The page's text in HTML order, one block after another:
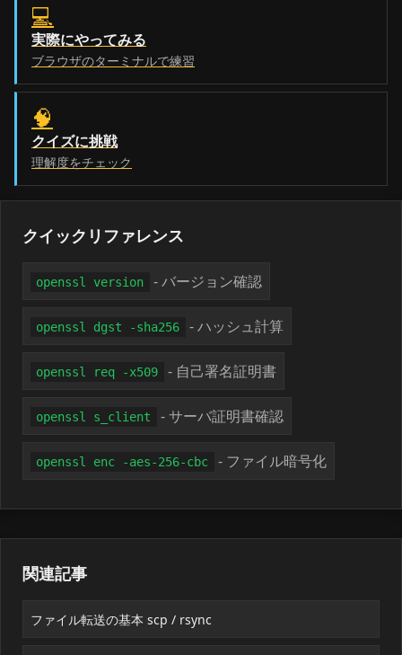
💻
実際にやってみる
ブラウザのターミナルで練習
🧠
クイズに挑戦
理解度をチェック
クイックリファレンス
openssl version - バージョン確認
openssl dgst -sha256 - ハッシュ計算
openssl req -x509 - 自己署名証明書
openssl s_client - サーバ証明書確認
openssl enc -aes-256-cbc - ファイル暗号化
関連記事
ファイル転送の基本 scp / rsync